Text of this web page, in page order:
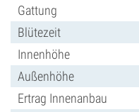
Gattung
Blütezeit
Innenhöhe
Außenhöhe
Ertrag Innenanbau